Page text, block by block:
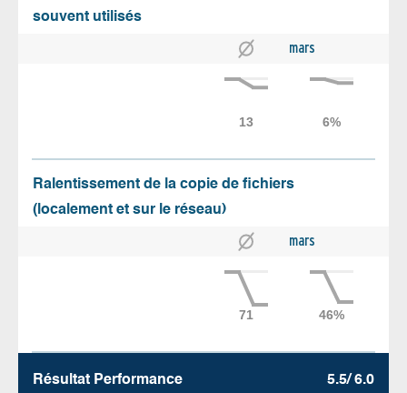
souvent utilisés
mars
Ralentissement de la copie de fichiers
(localement et sur le réseau)
mars
Résultat Performance 5.5/ 6.0